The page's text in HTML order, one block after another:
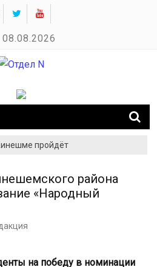
08.08.2026
пройдёт
родное»
района
«Народный
на победу в номинации